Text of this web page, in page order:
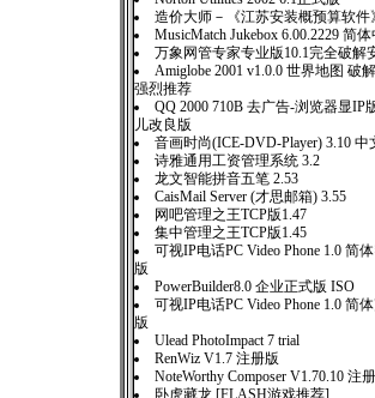
造价大师－《江苏安装概预算软件
MusicMatch Jukebox 6.00.2229 简
万象网管专家专业版10.1完全破解
Amiglobe 2001 v1.0.0 世界地图 破解
强烈推荐
QQ 2000 710B 去广告-浏览器显IP
儿改良版
音画时尚(ICE-DVD-Player) 3.10 中
诗雅通用工资管理系统 3.2
龙文智能拼音五笔 2.53
CaisMail Server (才思邮箱) 3.55
网吧管理之王TCP版1.47
集中管理之王TCP版1.45
可视IP电话PC Video Phone 1.0 简
版
PowerBuilder8.0 企业正式版 ISO
可视IP电话PC Video Phone 1.0 简
版
Ulead PhotoImpact 7 trial
RenWiz V1.7 注册版
NoteWorthy Composer V1.70.10 注
卧虎藏龙 [FLASH游戏推荐]